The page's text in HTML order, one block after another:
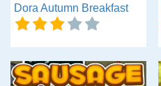
Dora Autumn Breakfast